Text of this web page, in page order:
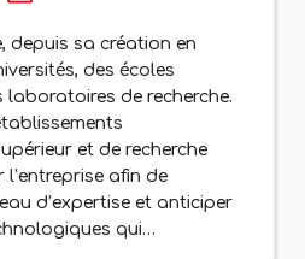
depuis sa création en
des écoles
laboratoires de recherche.
et de recherche
afin de
d’expertise et anticiper
qui